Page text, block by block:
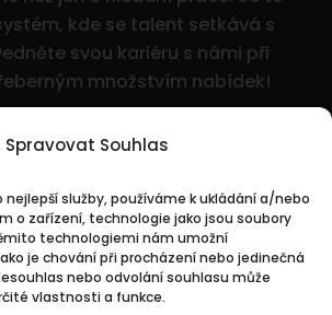
Spravovat Souhlas
služby, používáme k ukládání a/nebo
o zařízení, technologie jako jsou soubory
technologiemi nám umožní
je chování při procházení nebo jedinečná
nebo odvolání souhlasu může
vlastnosti a funkce.
kde se talent setkává s
svou kariéru s námi při
množstvím nabídek!
® je registrovaná ochranná